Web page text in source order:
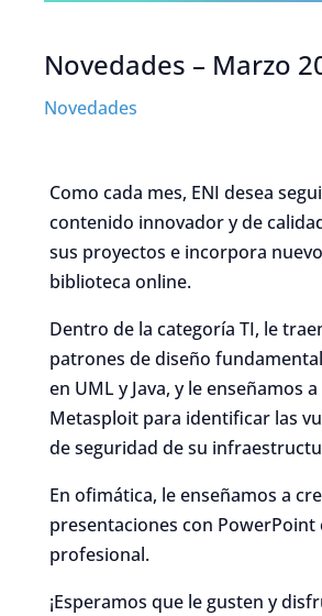
Novedades – Marzo
Novedades
Como cada mes, ENI desea
contenido innovador y de
sus proyectos e incorpora
biblioteca online.
Dentro de la categoría TI, le
patrones de diseño
en UML y Java, y le enseñamos
Metasploit para identificar las
de seguridad de su
En ofimática, le enseñamos a
presentaciones con PowerPoint
profesional.
¡Esperamos que le gusten y